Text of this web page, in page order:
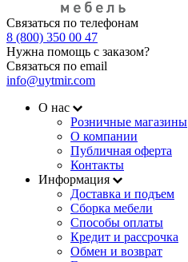
Связаться по телефонам
8 (800) 350 00 47
Нужна помощь с заказом?
Связаться по email
info@uytmir.com
О нас
Розничные магазины
О компании
Публичная оферта
Контакты
Информация
Доставка и подъем
Сборка мебели
Способы оплаты
Кредит и рассрочка
Обмен и возврат